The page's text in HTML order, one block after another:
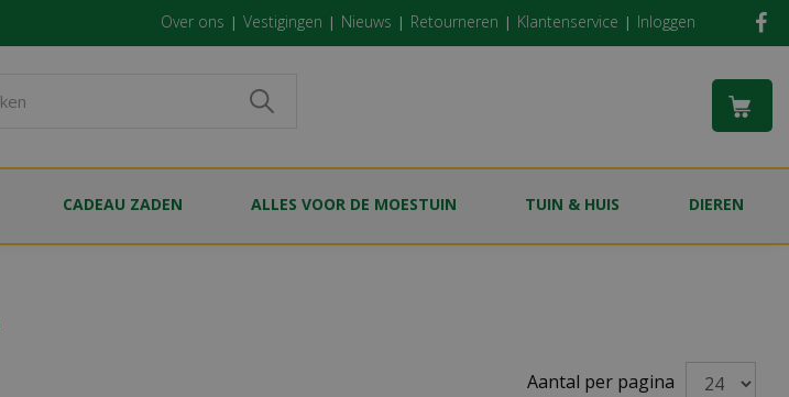
Over ons Vestigingen Nieuws Retourneren Klantenservice Inloggen
CADEAU ZADEN ALLES VOOR DE MOESTUIN TUIN & HUIS DIEREN
Aantal per pagina